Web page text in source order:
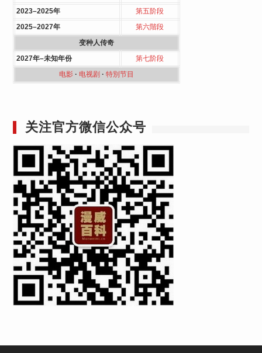
2023–2025年
第五阶段
2025–2027年
第六階段
变种人传奇
2027年–未知年份
第七阶段
电影· 电视剧 · 特別节目
关注官方微信公众号